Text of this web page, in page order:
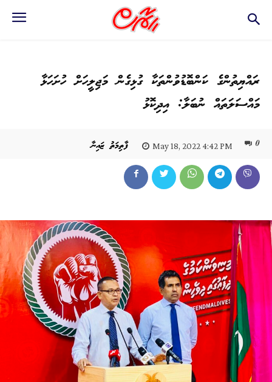
ރައްޔިތުންގެ ކަންބޮޑުވުންތަކާ ގުޅިގެން މަޖިލީހަށް ހުށަހަޅާ
މައްސަލަތައް ނުބަލާ: އިދިކޮޅު
ފާތިމަތު ޒައިނާ May 18, 2022 4:42 PM 0